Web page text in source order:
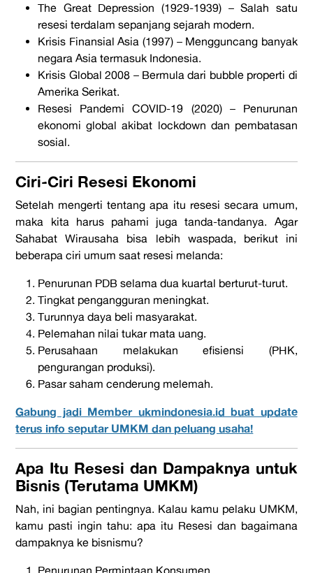
The Great Depression (1929-1939) – Salah satu
resesi terdalam sepanjang sejarah modern.
Krisis Finansial Asia (1997) – Mengguncang banyak
negara Asia termasuk Indonesia.
Krisis Global 2008 – Bermula dari bubble properti di
Amerika Serikat.
Resesi Pandemi COVID-19 (2020)– Penurunan
ekonomi global akibat lockdown dan pembatasan
sosial.
Ciri-Ciri Resesi Ekonomi
Setelah mengerti tentangapa itu resesi secara umum,
maka kita harus pahami juga tanda-tandanya. Agar
Sahabat Wirausaha bisa lebih waspada, berikut ini
beberapa ciri umum saat resesi melanda:
Penurunan PDB selama dua kuartal berturut-turut.
Tingkat pengangguran meningkat.
Turunnya daya beli masyarakat.
Pelemahan nilai tukar mata uang.
Perusahaan melakukan efisiensi (PHK,
pengurangan produksi).
Pasar saham cenderung melemah.
Gabung jadi Member ukmindonesia.id buat update
terus info seputar UMKM dan peluang usaha!
Apa Itu Resesi dan Dampaknya untuk
Bisnis (Terutama UMKM)
Nah, ini bagian pentingnya. Kalau kamu pelaku UMKM,
kamu pasti ingin tahu: apa itu Resesi dan bagaimana
dampaknya ke bisnismu?
Penurunan Permintaan Konsumen